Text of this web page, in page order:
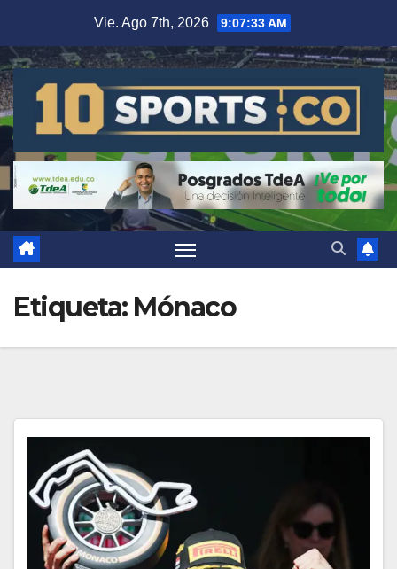
Vie. Ago 7th, 2026 9:07:34 AM
Etiqueta: Mónaco